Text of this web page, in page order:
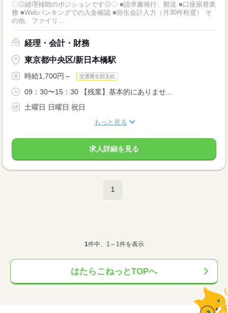
〇◎経理補助のポジションです◎〇 ■請求書発行、郵送 ■口座振替業
務 ■Webバンキングでの入金確認 ■弥生会計入力（月30件程度） そ
の他、ファイリ...
経理・会計・財務
東京都中央区/新日本橋駅
時給1,700円～ 交通費全額支給
09：30〜15：30 【残業】基本的にありませ...
土曜日 日曜日 祝日
もっと見る
求人詳細を見る
1
1件中、1～1件を表示
はたらこねっとTOPへ